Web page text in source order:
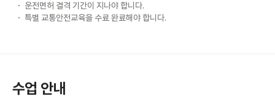
운전면허 결격 기간이 지나야 합니다.
특별 교통안전교육을 수료 완료해야 합니다.
수업 안내